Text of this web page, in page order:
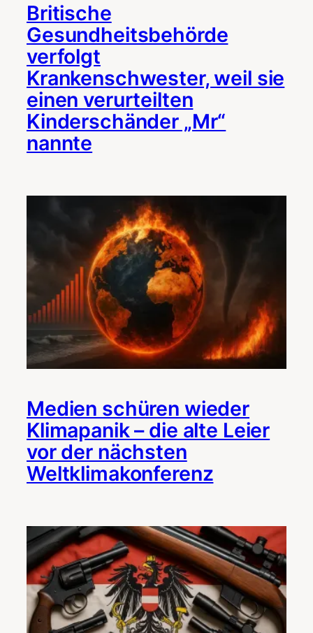
Britische
Gesundheitsbehörde
verfolgt
Krankenschwester, weil sie
einen verurteilten
Kinderschänder „Mr“
nannte
Medien schüren wieder
Klimapanik – die alte Leier
vor der nächsten
Weltklimakonferenz